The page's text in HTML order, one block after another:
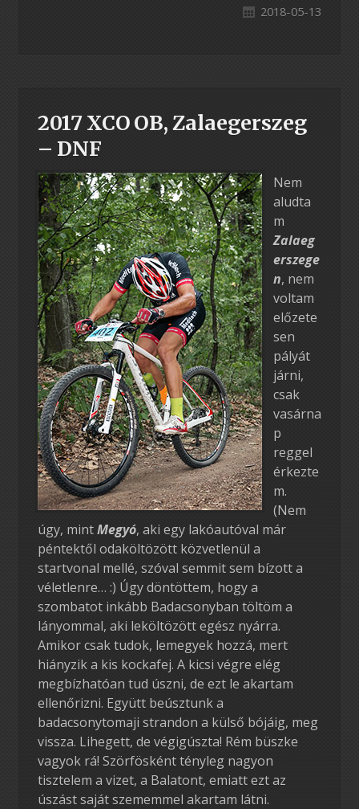
2018-05-13
2017 XCO OB, Zalaegerszeg
– DNF
Nem
aludta
m
Zalaeg
erszege
n, nem
voltam
előzete
sen
pályát
járni,
csak
vasárna
p
reggel
érkezte
m.
(Nem
úgy, mintMegyó, aki egy lakóautóval már
péntektől odaköltözött közvetlenül a
startvonal mellé, szóval semmit sem bízott a
véletlenre… :) Úgy döntöttem, hogy a
szombatot inkább Badacsonyban töltöm a
lányommal, aki leköltözött egész nyárra.
Amikor csak tudok, lemegyek hozzá, mert
hiányzik a kis kockafej. A kicsi végre elég
megbízhatóan tud úszni, de ezt le akartam
ellenőrizni. Együtt beúsztunk a
badacsonytomaji strandon a külső bójáig, meg
vissza. Lihegett, de végigúszta! Rém büszke
vagyok rá! Szörfösként tényleg nagyon
tisztelem a vizet, a Balatont, emiatt ezt az
úszást saját szememmel akartam látni.